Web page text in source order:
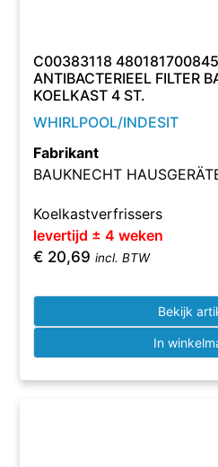
C00383118 480181700845
ANTIBACTERIEEL FILTER
KOELKAST 4 ST.
WHIRLPOOL/INDESIT
Fabrikant
BAUKNECHT
Koelkastverfrissers
levertijd ± 4 weken
€ 20,69 incl. BTW
Bekijk
In